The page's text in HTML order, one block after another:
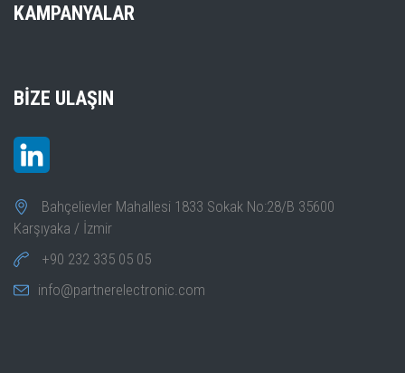
KAMPANYALAR
BIZE ULAŞIN
Bahçelievler Mahallesi 1833 Sokak No:28/B 35600
Karşıyaka / İzmir
+90 232 335 05 05
info@partnerelectronic.com